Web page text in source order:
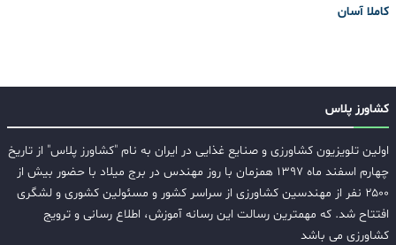
کاملا آسان
کشاورز پلاس
اولین تلویزیون کشاورزی و صنایع غذایی در ایران به نام "کشاورز پلاس" از تاریخ
چهارم اسفند ماه ۱۳۹۷ همزمان با روز مهندس در برج میلاد با حضور بیش از
۲۵۰۰ نفر از مهندسین کشاورزی از سراسر کشور و مسئولین کشوری و لشگری
افتتاح شد. که مهمترین رسالت این رسانه آموزش، اطلاع رسانی و ترویج
کشاورزی می باشد